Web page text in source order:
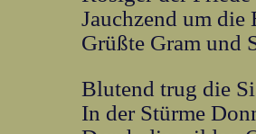
Jauchzend um die
Grüßte Gram und
Blutend trug die
In der Stürme